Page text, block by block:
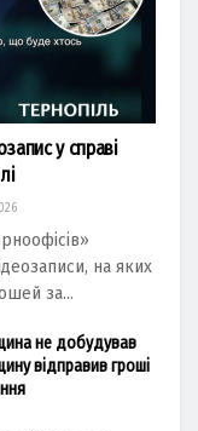
у справі
на яких
за...
не добудував
відправив гроші